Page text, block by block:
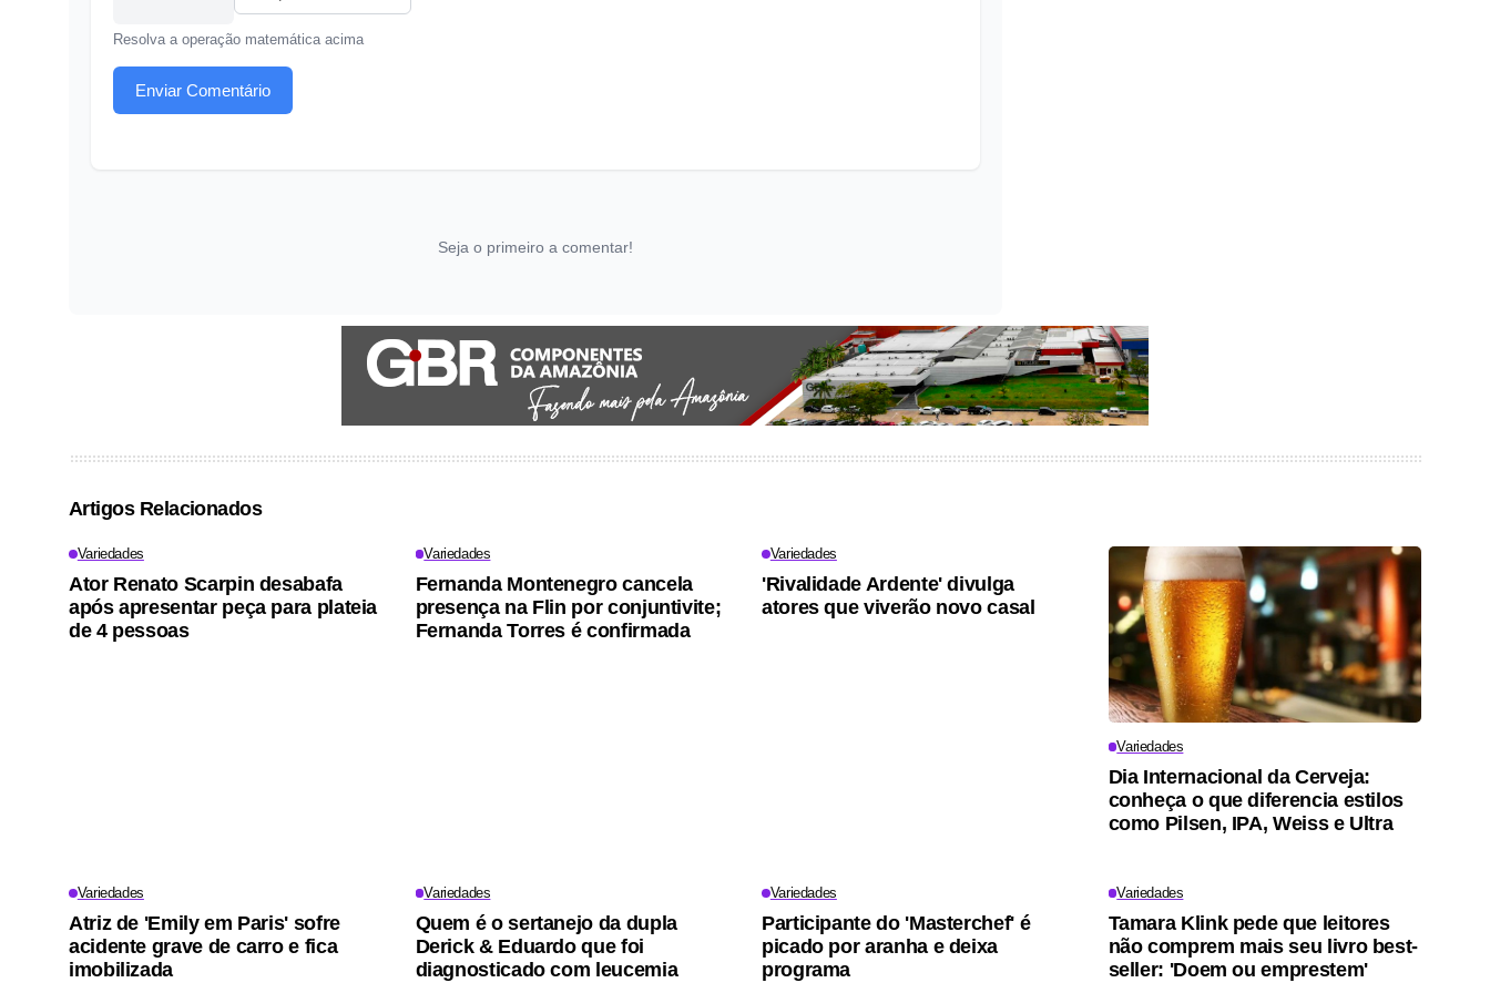
Resolva a operação matemática acima
Enviar Comentário
Seja o primeiro a comentar!
Artigos Relacionados
Variedades
Ator Renato Scarpin desabafa
após apresentar peça para plateia
de 4 pessoas
Variedades
Fernanda Montenegro cancela
presença na Flin por conjuntivite;
Fernanda Torres é confirmada
Variedades
'Rivalidade Ardente' divulga
atores que viverão novo casal
Variedades
Dia Internacional da Cerveja:
conheça o que diferencia estilos
como Pilsen, IPA, Weiss e Ultra
Variedades
Atriz de 'Emily em Paris' sofre
acidente grave de carro e fica
imobilizada
Variedades
Quem é o sertanejo da dupla
Derick & Eduardo que foi
diagnosticado com leucemia
Variedades
Participante do 'Masterchef' é
picado por aranha e deixa
programa
Variedades
Tamara Klink pede que leitores
não comprem mais seu livro best-
seller: 'Doem ou emprestem'